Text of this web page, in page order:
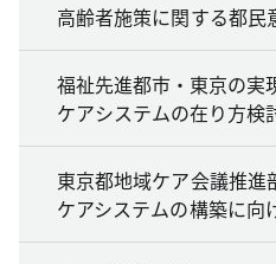
高齢者施策に関する都民
福祉先進都市・東京の実
ケアシステムの在り方検
東京都地域ケア会議推
ケアシステムの構築に向